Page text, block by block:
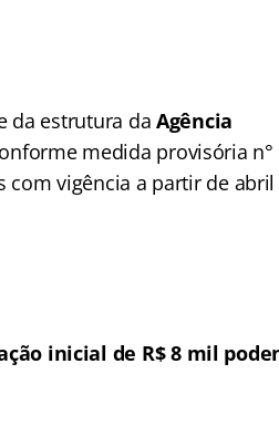
da estrutura da Agência
medida provisória n°
com vigência a partir de
inicial de R$ 8 mil